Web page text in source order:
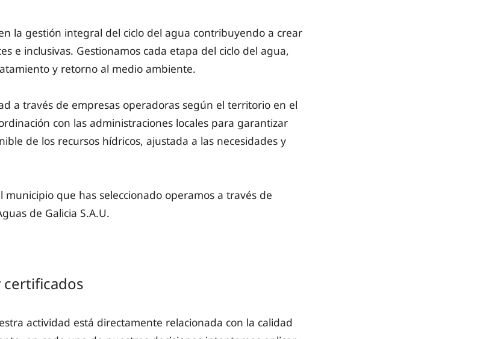
la gestión integral del ciclo del agua contribuyendo a crear
e inclusivas. Gestionamos cada etapa del ciclo del agua,
y retorno al medio ambiente.
a través de empresas operadoras según el territorio en el
con las administraciones locales para garantizar
de los recursos hídricos, ajustada a las necesidades y
que has seleccionado operamos a través de
de Galicia S.A.U.
certificados
actividad está directamente relacionada con la calidad